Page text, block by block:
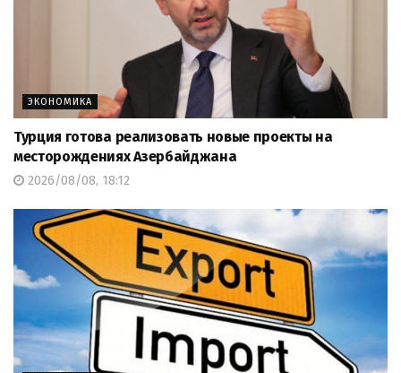
ЭКОНОМИКА
Турция готова реализовать новые проекты на
месторождениях Азербайджана
2026/08/08, 18:12